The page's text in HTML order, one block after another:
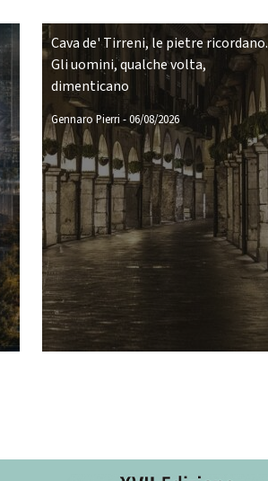
Cava de' Tirreni, le pietre ricordano.
Gli uomini, qualche volta,
dimenticano
Gennaro Pierri -06/08/2026